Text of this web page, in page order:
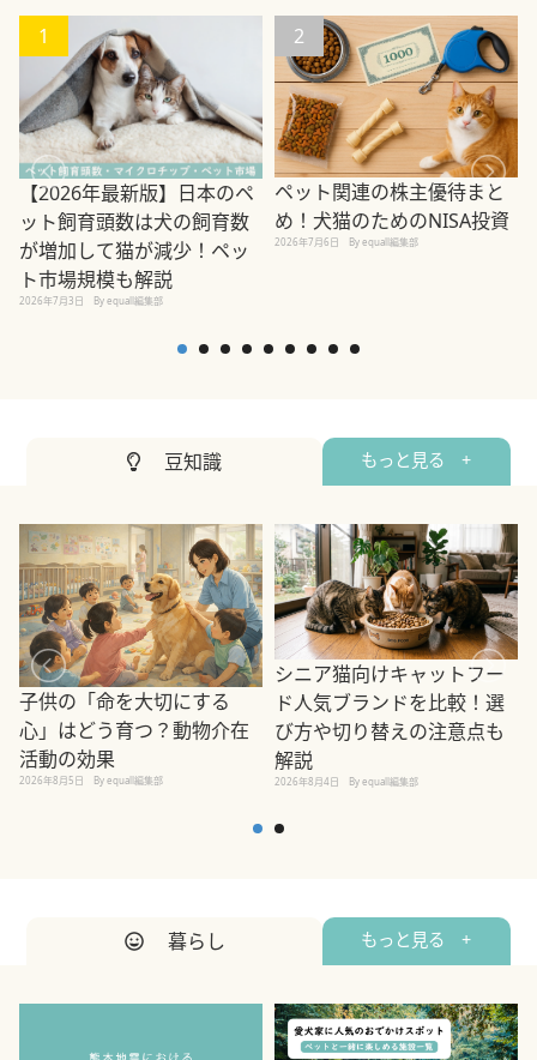
1
【2026年最新版】日本のペ
ット飼育頭数は犬の飼育数
が増加して猫が減少！ペッ
ト市場規模も解説
2026年7月3日 By equall編集部
2
ペット関連の株主優待まと
め！犬猫のためのNISA投資
2026年7月6日 By equall編集部
豆知識 もっと見る +
子供の「命を大切にする
心」はどう育つ？動物介在
活動の効果
2026年8月5日 By equall編集部
シニア猫向けキャットフー
ド人気ブランドを比較！選
び方や切り替えの注意点も
解説
2026年8月4日 By equall編集部
暮らし もっと見る +